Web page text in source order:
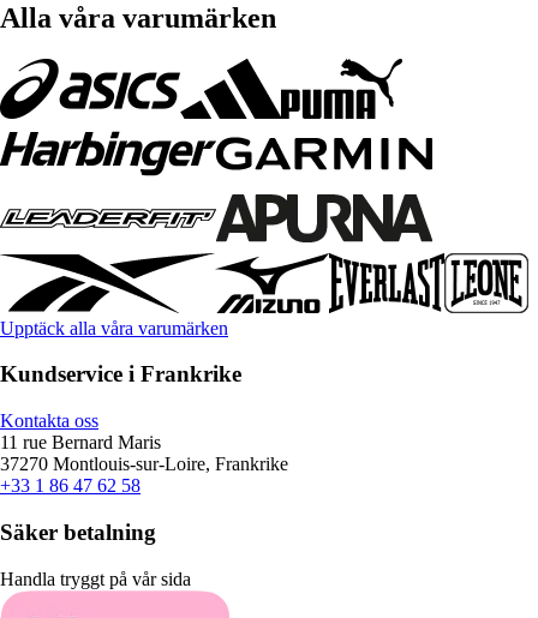
Alla våra varumärken
Upptäck alla våra varumärken
Kundservice i Frankrike
Kontakta oss
11 rue Bernard Maris
37270 Montlouis-sur-Loire, Frankrike
+33 1 86 47 62 58
Säker betalning
Handla tryggt på vår sida